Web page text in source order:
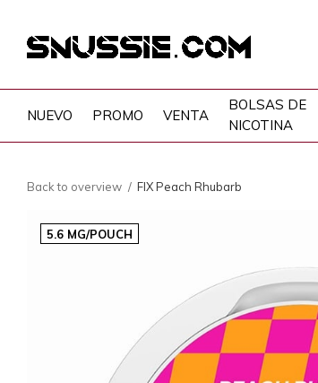
NUEVO PROMO VENTA
BOLSAS DE
NICOTINA
Back to overview FIX Peach Rhubarb
5.6 MG/POUCH